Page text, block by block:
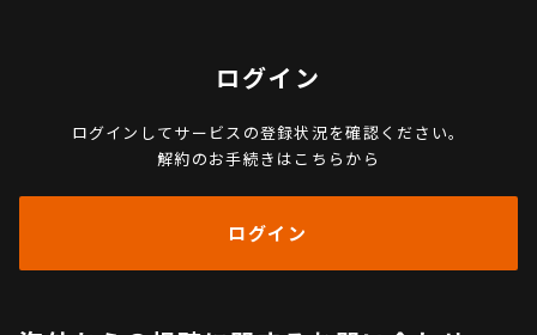
ログイン
ログインしてサービスの登録状況を確認ください。
解約のお手続きはこちらから
ログイン